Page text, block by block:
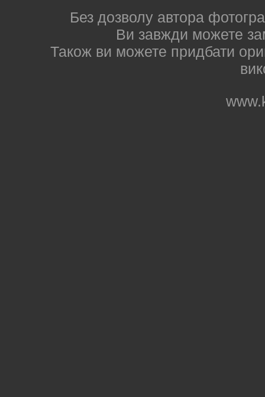
Без дозволу автора
Ви завжди можете
Також ви можете придбати